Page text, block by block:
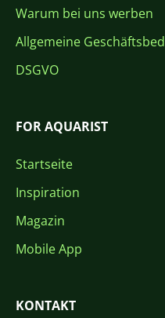
Warum bei uns werben
Allgemeine
DSGVO
FOR AQUARIST
Startseite
Inspiration
Magazin
Mobile App
KONTAKT